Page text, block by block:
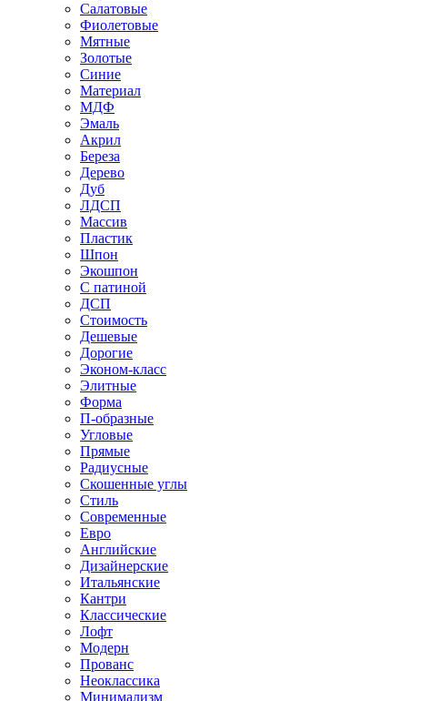
Салатовые
Фиолетовые
Мятные
Золотые
Синие
Материал
МДФ
Эмаль
Акрил
Береза
Дерево
Дуб
ЛДСП
Массив
Пластик
Шпон
Экошпон
С патиной
ДСП
Стоимость
Дешевые
Дорогие
Эконом-класс
Элитные
Форма
П-образные
Угловые
Прямые
Радиусные
Скошенные углы
Стиль
Современные
Евро
Английские
Дизайнерские
Итальянские
Кантри
Классические
Лофт
Модерн
Прованс
Неоклассика
Минимализм